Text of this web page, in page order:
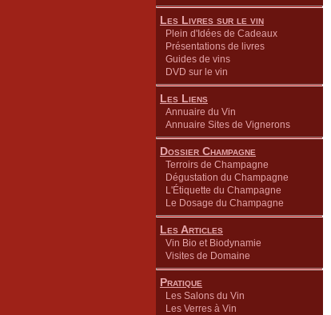
Les Livres sur le vin
Plein d'Idées de Cadeaux
Présentations de livres
Guides de vins
DVD sur le vin
Les Liens
Annuaire du Vin
Annuaire Sites de Vignerons
Dossier Champagne
Terroirs de Champagne
Dégustation du Champagne
L'Étiquette du Champagne
Le Dosage du Champagne
Les Articles
Vin Bio et Biodynamie
Visites de Domaine
Pratique
Les Salons du Vin
Les Verres à Vin